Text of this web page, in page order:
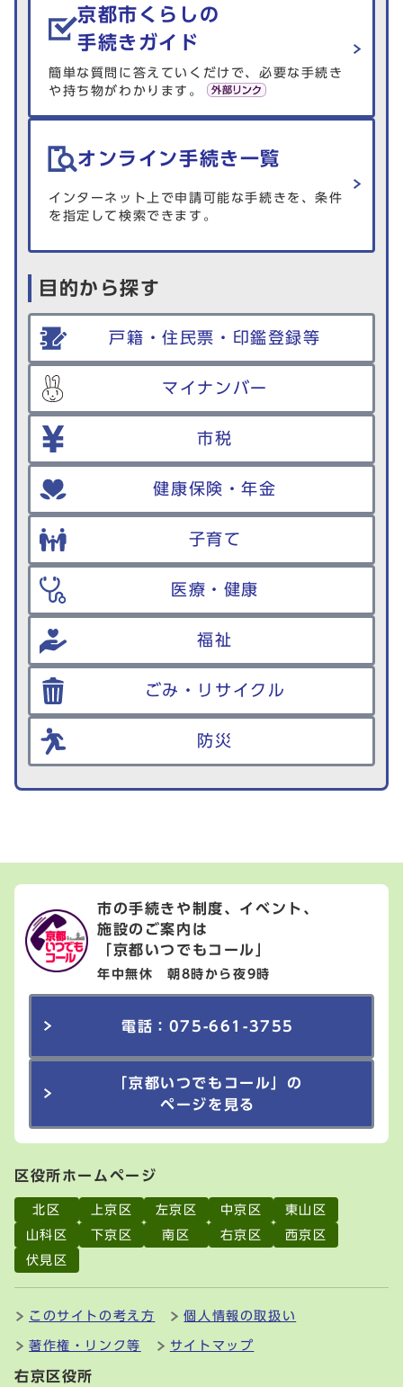
京都市くらしの
手続きガイド
簡単な質問に答えていくだけで、必要な手続き
や持ち物がわかります。
オンライン手続き一覧
インターネット上で申請可能な手続きを、条件
を指定して検索できます。
目的から探す
戸籍・住民票・印鑑登録等
マイナンバー
市税
健康保険・年金
子育て
医療・健康
福祉
ごみ・リサイクル
防災
市の手続きや制度、イベント、
施設のご案内は
「京都いつでもコール」
年中無休 朝8時から夜9時
電話：075-661-3755
「京都いつでもコール」の
ページを見る
区役所ホームページ
北区 上京区 左京区 中京区
東山区
山科区
下京区 南区 右京区
西京区
伏見区
このサイトの考え方 個人情報の取扱い
著作権・リンク等 サイトマップ
右京区役所